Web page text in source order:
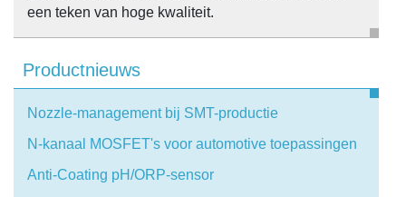
een teken van hoge kwaliteit.
Productnieuws
Nozzle-management bij SMT-productie
N-kanaal MOSFET's voor automotive toepassingen
Anti-Coating pH/ORP-sensor